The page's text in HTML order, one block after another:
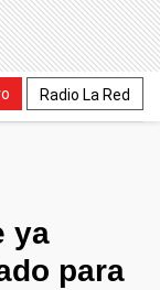
Radio La Red
ya
para